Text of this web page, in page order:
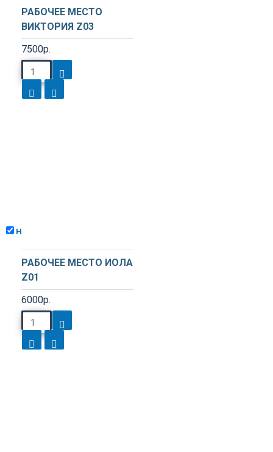
Не показывать снова
РАБОЧЕЕ МЕСТО
ВИКТОРИЯ Z03
7500р.
РАБОЧЕЕ МЕСТО ИОЛА
Z01
6000р.